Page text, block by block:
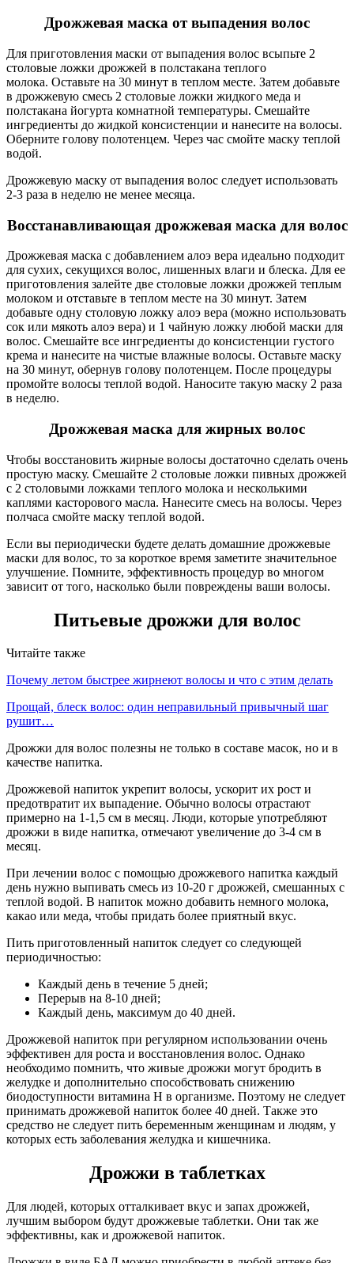
Дрожжевая маска от выпадения волос
Для приготовления маски от выпадения волос всыпьте 2
столовые ложки дрожжей в полстакана теплого
молока. Оставьте на 30 минут в теплом месте. Затем добавьте
в дрожжевую смесь 2 столовые ложки жидкого меда и
полстакана йогурта комнатной температуры. Смешайте
ингредиенты до жидкой консистенции и нанесите на волосы.
Оберните голову полотенцем. Через час смойте маску теплой
водой.
Дрожжевую маску от выпадения волос следует использовать
2-3 раза в неделю не менее месяца.
Восстанавливающая дрожжевая маска для волос
Дрожжевая маска с добавлением алоэ вера идеально подходит
для сухих, секущихся волос, лишенных влаги и блеска. Для ее
приготовления залейте две столовые ложки дрожжей теплым
молоком и отставьте в теплом месте на 30 минут. Затем
добавьте одну столовую ложку алоэ вера (можно использовать
сок или мякоть алоэ вера) и 1 чайную ложку любой маски для
волос. Смешайте все ингредиенты до консистенции густого
крема и нанесите на чистые влажные волосы. Оставьте маску
на 30 минут, обернув голову полотенцем. После процедуры
промойте волосы теплой водой. Наносите такую маску 2 раза
в неделю.
Дрожжевая маска для жирных волос
Чтобы восстановить жирные волосы достаточно сделать очень
простую маску. Смешайте 2 столовые ложки пивных дрожжей
с 2 столовыми ложками теплого молока и несколькими
каплями касторового масла. Нанесите смесь на волосы. Через
полчаса смойте маску теплой водой.
Если вы периодически будете делать домашние дрожжевые
маски для волос, то за короткое время заметите значительное
улучшение. Помните, эффективность процедур во многом
зависит от того, насколько были повреждены ваши волосы.
Питьевые дрожжи для волос
Читайте также
Почему летом быстрее жирнеют волосы и что с этим делать
Прощай, блеск волос: один неправильный привычный шаг
рушит…
Дрожжи для волос полезны не только в составе масок, но и в
качестве напитка.
Дрожжевой напиток укрепит волосы, ускорит их рост и
предотвратит их выпадение. Обычно волосы отрастают
примерно на 1-1,5 см в месяц. Люди, которые употребляют
дрожжи в виде напитка, отмечают увеличение до 3-4 см в
месяц.
При лечении волос с помощью дрожжевого напитка каждый
день нужно выпивать смесь из 10-20 г дрожжей, смешанных с
теплой водой. В напиток можно добавить немного молока,
какао или меда, чтобы придать более приятный вкус.
Пить приготовленный напиток следует со следующей
периодичностью:
Каждый день в течение 5 дней;
Перерыв на 8-10 дней;
Каждый день, максимум до 40 дней.
Дрожжевой напиток при регулярном использовании очень
эффективен для роста и восстановления волос. Однако
необходимо помнить, что живые дрожжи могут бродить в
желудке и дополнительно способствовать снижению
биодоступности витамина Н в организме. Поэтому не следует
принимать дрожжевой напиток более 40 дней. Также это
средство не следует пить беременным женщинам и людям, у
которых есть заболевания желудка и кишечника.
Дрожжи в таблетках
Для людей, которых отталкивает вкус и запах дрожжей,
лучшим выбором будут дрожжевые таблетки. Они так же
эффективны, как и дрожжевой напиток.